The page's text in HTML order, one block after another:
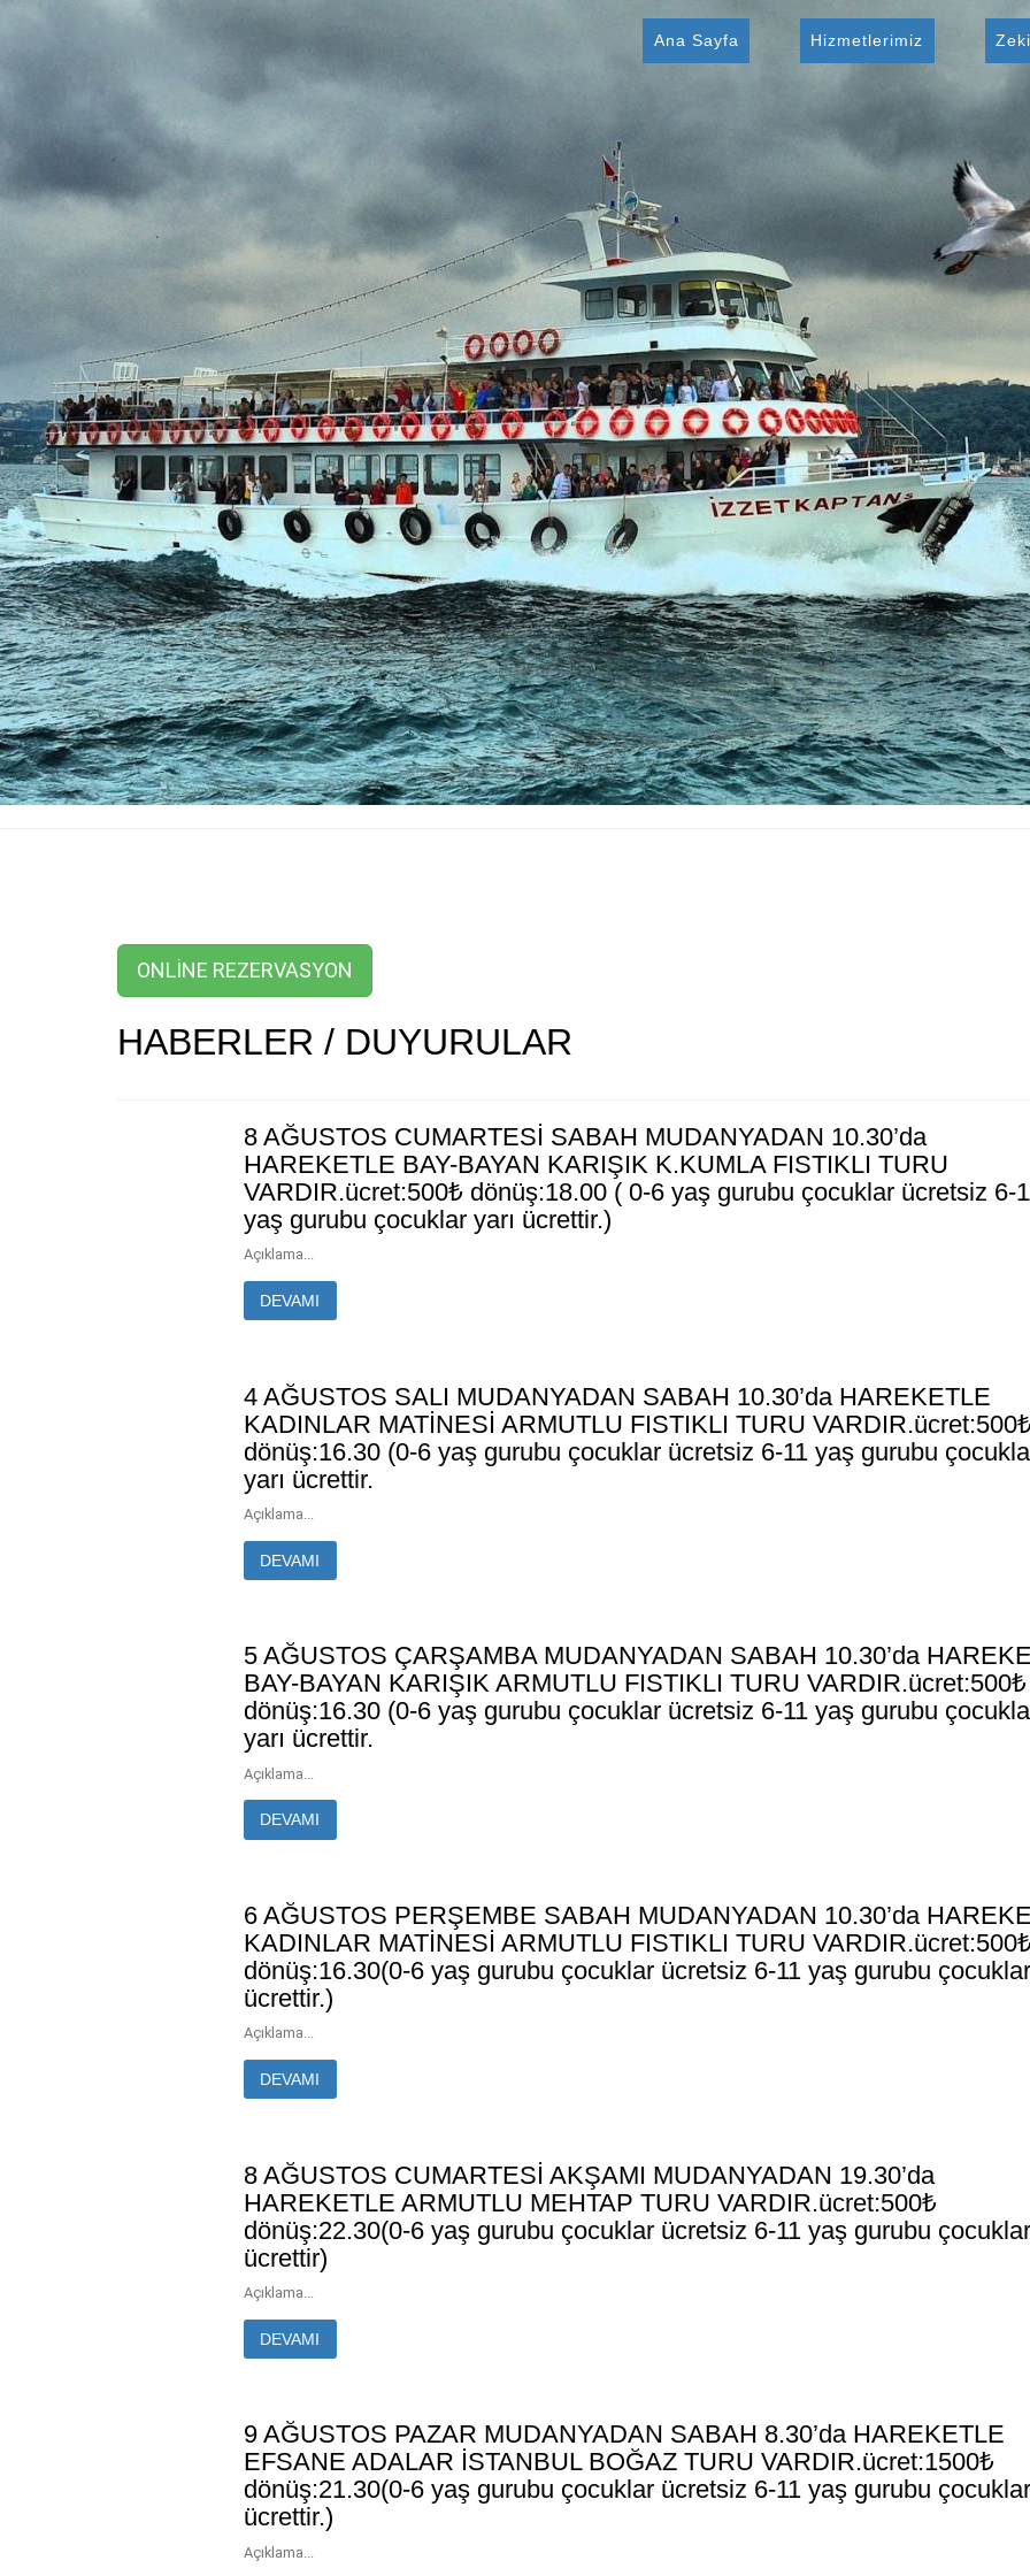
Ana Sayfa Hizmetlerimiz
ONLİNE REZERVASYON
HABERLER / DUYURULAR
8 AĞUSTOS CUMARTESİ SABAH MUDANYADAN 10.30’da
HAREKETLE BAY-BAYAN KARIŞIK K.KUMLA FISTIKLI TURU
VARDIR.ücret:500₺ dönüş:18.00 ( 0-6 yaş gurubu çocuklar ücretsiz 6-
yaş gurubu çocuklar yarı ücrettir.)
Açıklama...
DEVAMI
4 AĞUSTOS SALI MUDANYADAN SABAH 10.30’da HAREKETLE
KADINLAR MATİNESİ ARMUTLU FISTIKLI TURU
dönüş:16.30 (0-6 yaş gurubu çocuklar ücretsiz 6-11 yaş gurubu
yarı ücrettir.
Açıklama...
DEVAMI
5 AĞUSTOS ÇARŞAMBA MUDANYADAN SABAH 10.30’da
BAY-BAYAN KARIŞIK ARMUTLU FISTIKLI TURU VARDIR.ücret:500₺
dönüş:16.30 (0-6 yaş gurubu çocuklar ücretsiz 6-11 yaş gurubu
yarı ücrettir.
Açıklama...
DEVAMI
6 AĞUSTOS PERŞEMBE SABAH MUDANYADAN 10.30’da
KADINLAR MATİNESİ ARMUTLU FISTIKLI TURU
dönüş:16.30(0-6 yaş gurubu çocuklar ücretsiz 6-11 yaş gurubu çocuklar
ücrettir.)
Açıklama...
DEVAMI
8 AĞUSTOS CUMARTESİ AKŞAMI MUDANYADAN 19.30’da
HAREKETLE ARMUTLU MEHTAP TURU VARDIR.ücret:500₺
dönüş:22.30(0-6 yaş gurubu çocuklar ücretsiz 6-11 yaş gurubu çocuklar
ücrettir)
Açıklama...
DEVAMI
9 AĞUSTOS PAZAR MUDANYADAN SABAH 8.30’da HAREKETLE
EFSANE ADALAR İSTANBUL BOĞAZ TURU VARDIR.ücret:1500₺
dönüş:21.30(0-6 yaş gurubu çocuklar ücretsiz 6-11 yaş gurubu çocuklar
ücrettir.)
Açıklama...